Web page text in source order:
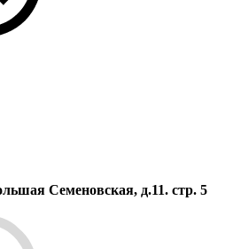
Семеновская, д.11. стр. 5